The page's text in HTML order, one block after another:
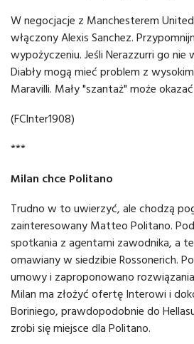
W negocjacje z Manchesterem
włączony Alexis Sanchez.
wypożyczeniu. Jeśli Nerazzurri go nie
Diabły mogą mieć problem z
Maravilli. Mały "szantaż" może
(FCInter1908)
***
Milan chce Politano
Trudno w to uwierzyć, ale chodzą
zainteresowany Matteo Politano.
spotkania z agentami zawodnika, a
omawiany w siedzibie Rossonerich.
umowy i zaproponowano
Milan ma złożyć ofertę Interowi i
Boriniego, prawdopodobnie do
zrobi się miejsce dla Politano.